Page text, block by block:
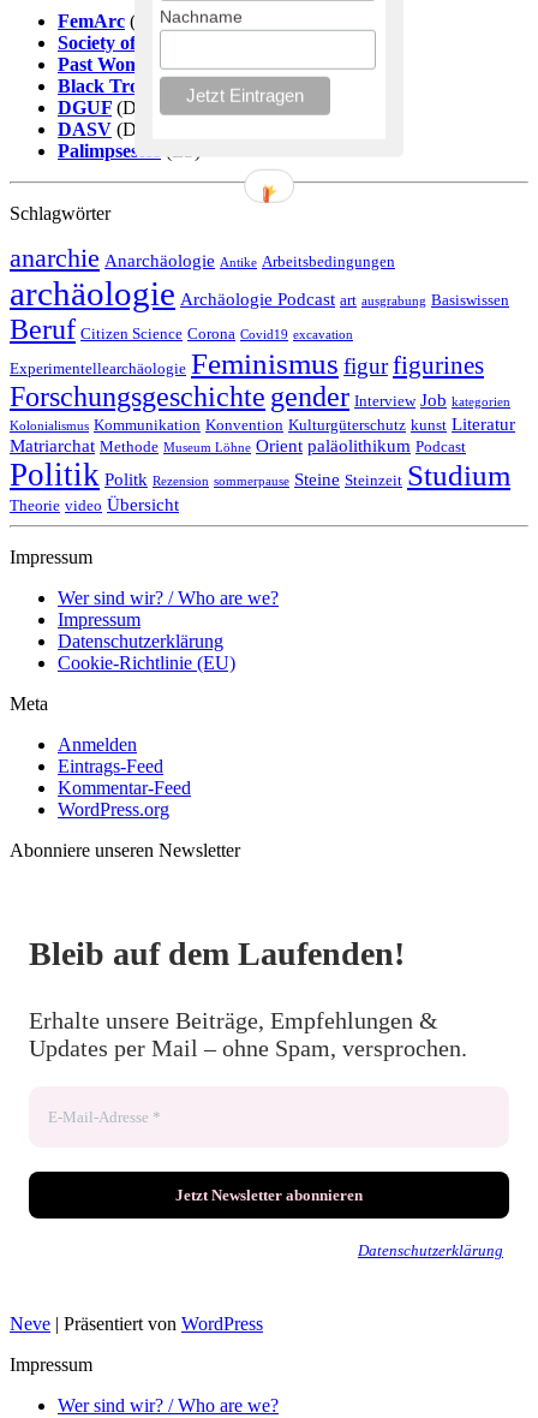
FemArc (DE)
Society of Black Archaeologists
Past Women(EN)
Black Trowel Collectiv(EN)
DGUF (DE)
DASV (DE)
Palimpsestos
Schlagwörter
anarchie Anarchäologie Antike Arbeitsbedingungen
archäologie Archäologie Podcast art ausgrabung Basiswissen
Beruf Citizen Science Corona Covid19 excavation
Experimentellearchäologie Feminismus figurfigurines
Forschungsgeschichte gender Interview Job kategorien
Kolonialismus Kommunikation Konvention Kulturgüterschutz kunst Literatur
Matriarchat Methode Museum Löhne Orient paläolithikum Podcast
Politik Politk Rezension sommerpause Steine Steinzeit Studium
Theorie video Übersicht
Impressum
Wer sind wir? / Who are we?
Impressum
Datenschutzerklärung
Cookie-Richtlinie (EU)
Meta
Anmelden
Eintrags-Feed
Kommentar-Feed
WordPress.org
Abonniere unseren Newsletter
Bleib auf dem Laufenden!
Erhalte unsere Beiträge, Empfehlungen &
Updates per Mail – ohne Spam, versprochen.
Datenschutzerklärung
Neve | Präsentiert von WordPress
Impressum
Wer sind wir? / Who are we?
Nachname